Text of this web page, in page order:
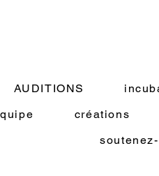
AUDITIONS
créations